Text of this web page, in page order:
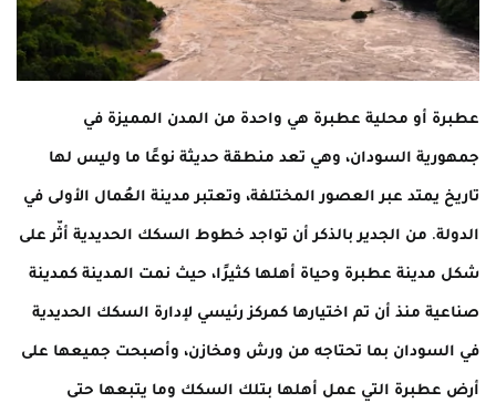
عطبرة أو محلية عطبرة هي واحدة من المدن المميزة في
جمهورية السودان، وهي تعد منطقة حديثة نوعًا ما وليس لها
تاريخ يمتد عبر العصور المختلفة، وتعتبر مدينة العُمال الأولى في
الدولة. من الجدير بالذكر أن تواجد خطوط السكك الحديدية أثّر على
شكل مدينة عطبرة وحياة أهلها كثيرًا، حيث نمت المدينة كمدينة
صناعية منذ أن تم اختيارها كمركز رئيسي لإدارة السكك الحديدية
في السودان بما تحتاجه من ورش ومخازن، وأصبحت جميعها على
أرض عطبرة التي عمل أهلها بتلك السكك وما يتبعها حتى